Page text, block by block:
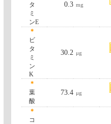
タ
ミ
ンE
0.3 mg
＊
ビ
タ
ミ
ン
K
30.2 μg
＊
葉
酸
73.4 μg
＊
コ